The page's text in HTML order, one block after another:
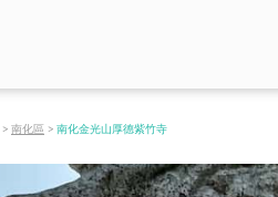
> 南化區 > 南化金光山厚德紫竹寺